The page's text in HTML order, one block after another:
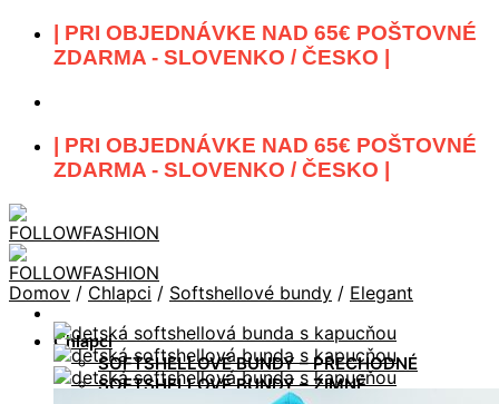
Skip
| PRI OBJEDNÁVKE NAD 65€ POŠTOVNÉ
ZDARMA - SLOVENKO / ČESKO |
| PRI OBJEDNÁVKE NAD 65€ POŠTOVNÉ
ZDARMA - SLOVENKO / ČESKO |
Chlapci
SOFTSHELLOVÉ BUNDY – PRECHODNÉ
SOFTSHELLOVÉ BUNDY – ZIMNÉ
Domov / Chlapci / Softshellové bundy / Elegant